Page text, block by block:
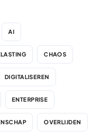
AI
CHAOS
DIGITALISEREN
ENTERPRISE
OVERLIJDEN